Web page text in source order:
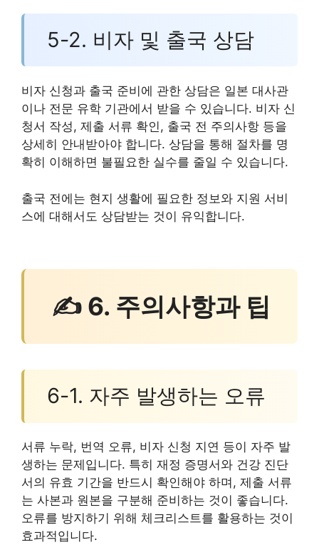
5-2. 비자 및 출국 상담
비자 신청과 출국 준비에 관한 상담은 일본 대사관
이나 전문 유학 기관에서 받을 수 있습니다. 비자 신
청서 작성, 제출 서류 확인, 출국 전 주의사항 등을
상세히 안내받아야 합니다. 상담을 통해 절차를 명
확히 이해하면 불필요한 실수를 줄일 수 있습니다.
출국 전에는 현지 생활에 필요한 정보와 지원 서비
스에 대해서도 상담받는 것이 유익합니다.
✍ 6. 주의사항과 팁
6-1. 자주 발생하는 오류
서류 누락, 번역 오류, 비자 신청 지연 등이 자주 발
생하는 문제입니다. 특히 재정 증명서와 건강 진단
서의 유효 기간을 반드시 확인해야 하며, 제출 서류
는 사본과 원본을 구분해 준비하는 것이 좋습니다.
오류를 방지하기 위해 체크리스트를 활용하는 것이
효과적입니다.